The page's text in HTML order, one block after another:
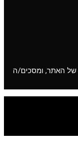
האתר, ומסכים/ה